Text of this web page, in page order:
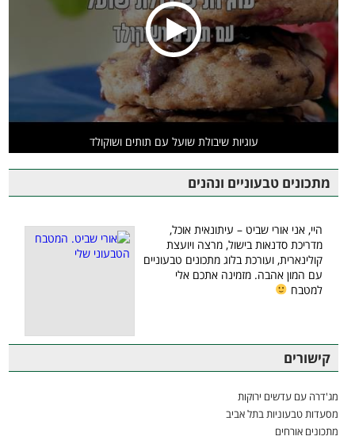
עוגיות שיבולת שועל עם תותים ושוקולד
מתכונים טבעוניים ונהנים
היי, אני אורי שביט – עיתונאית אוכל,
מדריכת סדנאות בישול, מרצה ויועצת
קולינארית, ועורכת בלוג מתכונים טבעוניים
עם המון אהבה. מזמינה אתכם אלי
למטבח
קישורים
מג'דרה עם עדשים ירוקות
מסעדות טבעוניות בתל אביב
מתכונים אורחים